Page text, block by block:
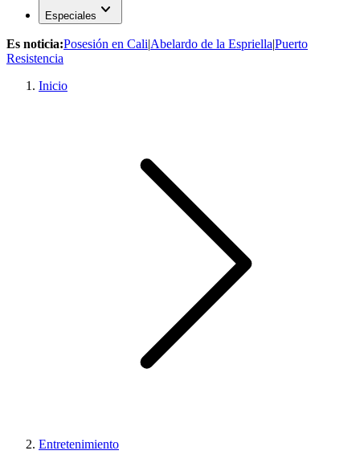
Especiales expand_more
Es noticia:Posesión en Cali|Abelardo de la Espriella|Puerto
Resistencia
Inicio
Entretenimiento